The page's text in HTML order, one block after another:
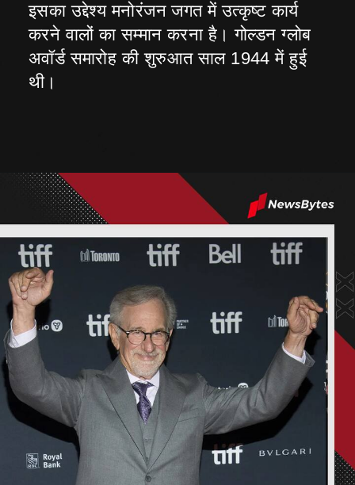
इसका उद्देश्य मनोरंजन जगत में उत्कृष्ट कार्य
करने वालों का सम्मान करना है। गोल्डन ग्लोब
अवॉर्ड समारोह की शुरुआत साल 1944 में हुई